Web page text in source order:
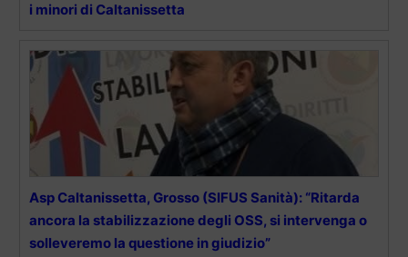
i minori di Caltanissetta
Asp Caltanissetta, Grosso (SIFUS Sanità): “Ritarda
ancora la stabilizzazione degli OSS, si intervenga o
solleveremo la questione in giudizio”